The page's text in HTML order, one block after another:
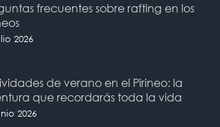
frecuentes sobre rafting en los
2026
de verano en el Pirineo: la
que recordarás toda la vida
2026